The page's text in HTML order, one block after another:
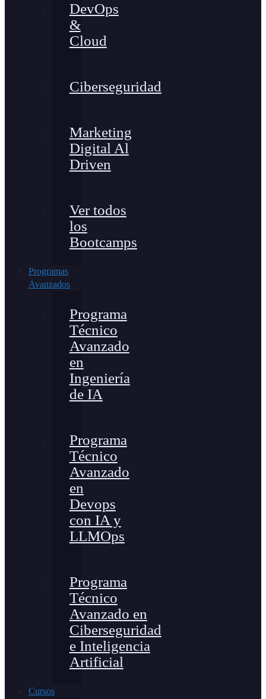
DevOps
&
Cloud
Ciberseguridad
Marketing
Digital Al
Driven
Ver todos
los
Bootcamps
Programas
Avanzados
Programa
Técnico
Avanzado
en
Ingeniería
de IA
Programa
Técnico
Avanzado
en
Devops
con IA y
LLMOps
Programa
Técnico
Avanzado en
Ciberseguridad
e Inteligencia
Artificial
Cursos